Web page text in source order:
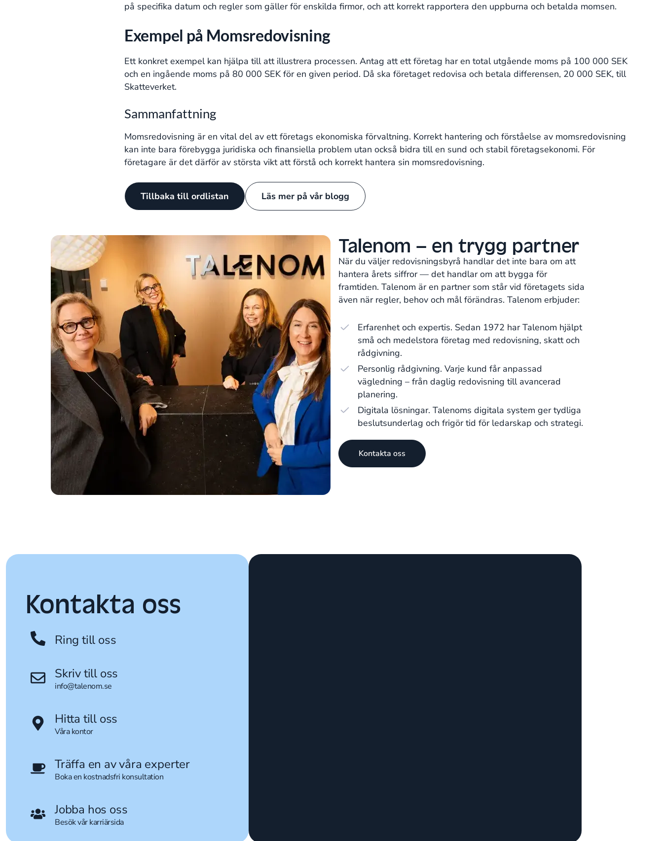
på specifika datum och regler som gäller för enskilda firmor, och att korrekt rapportera den uppburna och betalda momsen.
Exempel på Momsredovisning
Ett konkret exempel kan hjälpa till att illustrera processen. Antag att ett företag har en total utgående moms på 100 000 SEK
och en ingående moms på 80 000 SEK för en given period. Då ska företaget redovisa och betala differensen, 20 000 SEK, till
Skatteverket.
Sammanfattning
Momsredovisning är en vital del av ett företags ekonomiska förvaltning. Korrekt hantering och förståelse av momsredovisning
kan inte bara förebygga juridiska och finansiella problem utan också bidra till en sund och stabil företagsekonomi. För
företagare är det därför av största vikt att förstå och korrekt hantera sin momsredovisning.
Tillbaka till ordlistan Läs mer på vår blogg
Talenom – en trygg partner
När du väljer redovisningsbyrå handlar det inte bara om att
hantera årets siffror — det handlar om att bygga för
framtiden. Talenom är en partner som står vid företagets sida
även när regler, behov och mål förändras. Talenom erbjuder:
Erfarenhet och expertis. Sedan 1972 har Talenom hjälpt
små och medelstora företag med redovisning, skatt och
rådgivning.
Personlig rådgivning. Varje kund får anpassad
vägledning – från daglig redovisning till avancerad
planering.
Digitala lösningar. Talenoms digitala system ger tydliga
beslutsunderlag och frigör tid för ledarskap och strategi.
Kontakta oss
Kontakta oss
Ring till oss
Skriv till oss
info@talenom.se
Hitta till oss
Våra kontor
Träffa en av våra experter
Boka en kostnadsfri konsultation
Jobba hos oss
Besök vår karriärsida